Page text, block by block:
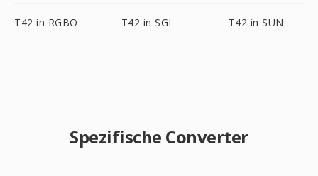
T42 in RGBO T42 in SGI T42 in SUN
Spezifische Converter